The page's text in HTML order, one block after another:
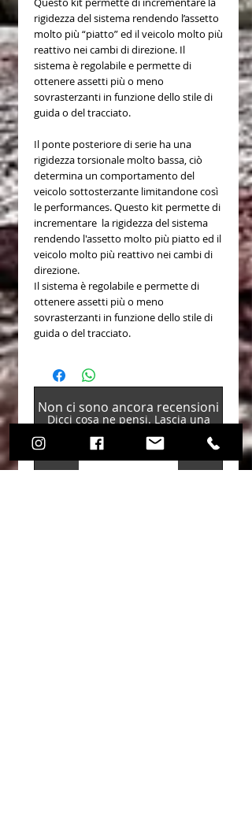
rigidezza del sistema rendendo l’assetto
molto più “piatto” ed il veicolo molto più
reattivo nei cambi di direzione. Il
sistema è regolabile e permette di
ottenere assetti più o meno
sovrasterzanti in funzione dello stile di
guida o del tracciato.
Il ponte posteriore di serie ha una
rigidezza torsionale molto bassa, ciò
determina un comportamento del
veicolo sottosterzante limitandone così
le performances. Questo kit permette di
incrementare la rigidezza del sistema
rendendo l'assetto molto più piatto ed il
veicolo molto più reattivo nei cambi di
direzione.
Il sistema è regolabile e permette di
ottenere assetti più o meno
sovrasterzanti in funzione dello stile di
guida o del tracciato.
Non ci sono ancora recensioni
Dicci cosa ne pensi. Lascia una
recensione prima degli altri.